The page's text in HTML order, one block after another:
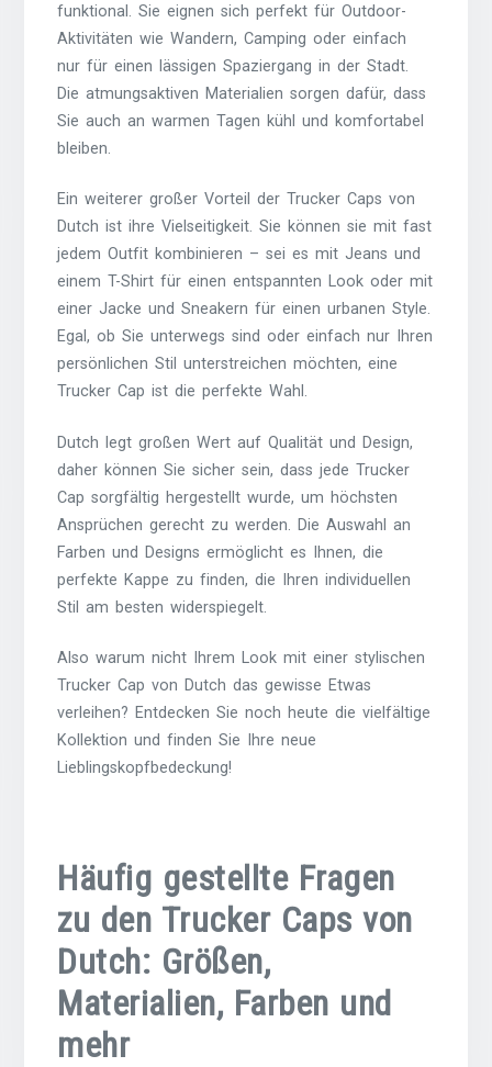
funktional. Sie eignen sich perfekt für Outdoor-
Aktivitäten wie Wandern, Camping oder einfach
nur für einen lässigen Spaziergang in der Stadt.
Die atmungsaktiven Materialien sorgen dafür, dass
Sie auch an warmen Tagen kühl und komfortabel
bleiben.
Ein weiterer großer Vorteil der Trucker Caps von
Dutch ist ihre Vielseitigkeit. Sie können sie mit fast
jedem Outfit kombinieren – sei es mit Jeans und
einem T-Shirt für einen entspannten Look oder mit
einer Jacke und Sneakern für einen urbanen Style.
Egal, ob Sie unterwegs sind oder einfach nur Ihren
persönlichen Stil unterstreichen möchten, eine
Trucker Cap ist die perfekte Wahl.
Dutch legt großen Wert auf Qualität und Design,
daher können Sie sicher sein, dass jede Trucker
Cap sorgfältig hergestellt wurde, um höchsten
Ansprüchen gerecht zu werden. Die Auswahl an
Farben und Designs ermöglicht es Ihnen, die
perfekte Kappe zu finden, die Ihren individuellen
Stil am besten widerspiegelt.
Also warum nicht Ihrem Look mit einer stylischen
Trucker Cap von Dutch das gewisse Etwas
verleihen? Entdecken Sie noch heute die vielfältige
Kollektion und finden Sie Ihre neue
Lieblingskopfbedeckung!
Häufig gestellte Fragen
zu den Trucker Caps von
Dutch: Größen,
Materialien, Farben und
mehr